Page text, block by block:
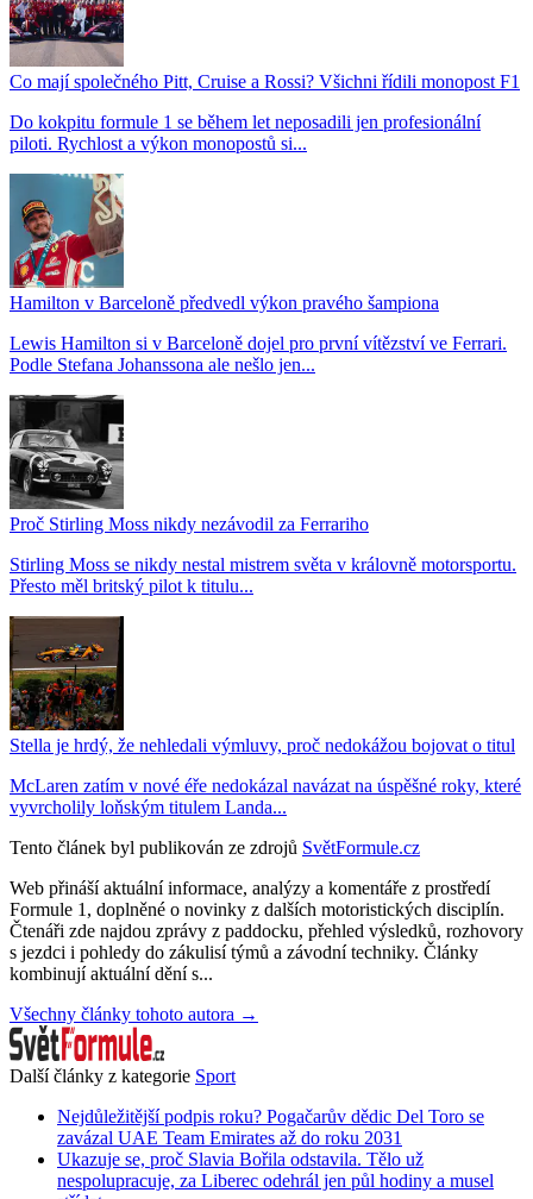
Co mají společného Pitt, Cruise a Rossi? Všichni řídili monopost F1
Do kokpitu formule 1 se během let neposadili jen profesionální
piloti. Rychlost a výkon monopostů si...
Hamilton v Barceloně předvedl výkon pravého šampiona
Lewis Hamilton si v Barceloně dojel pro první vítězství ve Ferrari.
Podle Stefana Johanssona ale nešlo jen...
Proč Stirling Moss nikdy nezávodil za Ferrariho
Stirling Moss se nikdy nestal mistrem světa v královně motorsportu.
Přesto měl britský pilot k titulu...
Stella je hrdý, že nehledali výmluvy, proč nedokážou bojovat o titul
McLaren zatím v nové éře nedokázal navázat na úspěšné roky, které
vyvrcholily loňským titulem Landa...
Tento článek byl publikován ze zdrojů SvětFormule.cz
Web přináší aktuální informace, analýzy a komentáře z prostředí
Formule 1, doplněné o novinky z dalších motoristických disciplín.
Čtenáři zde najdou zprávy z paddocku, přehled výsledků, rozhovory
s jezdci i pohledy do zákulisí týmů a závodní techniky. Články
kombinují aktuální dění s...
Všechny články tohoto autora →
Další články z kategorie Sport
Nejdůležitější podpis roku? Pogačarův dědic Del Toro se
zavázal UAE Team Emirates až do roku 2031
Ukazuje se, proč Slavia Bořila odstavila. Tělo už
nespolupracuje, za Liberec odehrál jen půl hodiny a musel